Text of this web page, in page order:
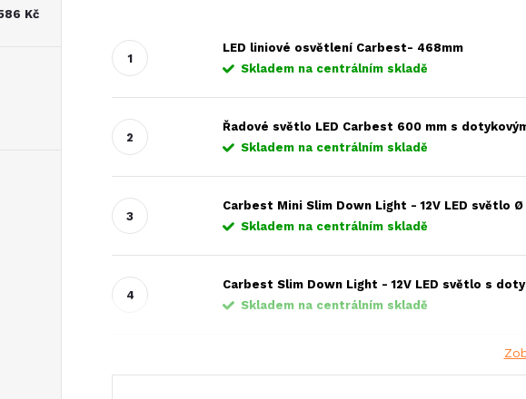
Kč
LED liniové osvětlení Carbest- 468mm
Skladem na centrálním skladě
Řadové světlo LED Carbest 600 mm s
Skladem na centrálním skladě
Carbest Mini Slim Down Light - 12V LED světlo Ø
Skladem na centrálním skladě
Carbest Slim Down Light - 12V LED světlo s
Skladem na centrálním skladě